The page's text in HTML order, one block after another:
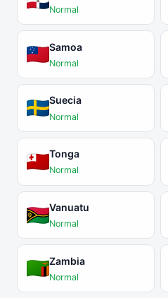
Normal
Samoa
Normal
Suecia
Normal
Tonga
Normal
Vanuatu
Normal
Zambia
Normal